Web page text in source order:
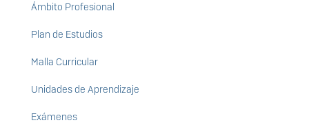
Ámbito Profesional
Plan de Estudios
Malla Curricular
Unidades de Aprendizaje
Exámenes